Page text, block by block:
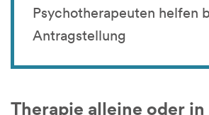
Psychotherapeuten helfen
Antragstellung
Therapie alleine oder